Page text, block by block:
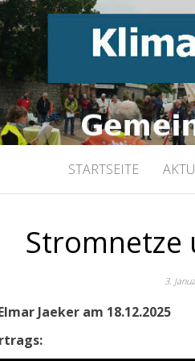
STARTSEITE
Stromnetze
3.
Jaeker am 18.12.2025